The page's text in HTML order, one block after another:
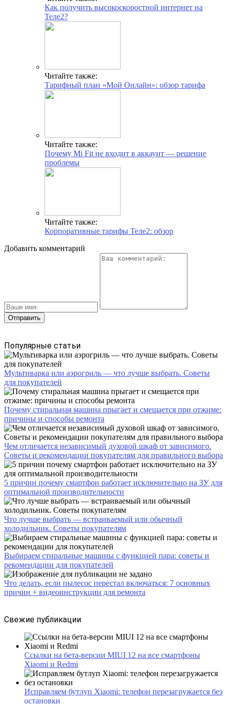
Как получить высокоскоростной интернет на
Теле2?
Читайте также:
Тарифный план «Мой Онлайн»: обзор тарифа
Читайте также:
Почему Mi Fit не входит в аккаунт — решение
проблемы
Читайте также:
Корпоративные тарифы Теле2: обзор
Добавить комментарий
Популярные статьи
Мультиварка или аэрогриль — что лучше выбрать. Советы
для покупателей
Почему стиральная машина прыгает и смещается при отжиме:
причины и способы ремонта
Чем отличается независимый духовой шкаф от зависимого.
Советы и рекомендации покупателям для правильного выбора
5 причин почему смартфон работает исключительно на ЗУ для
оптимальной производительности
Что лучше выбрать — встраиваемый или обычный
холодильник. Советы покупателям
Выбираем стиральные машины с функцией пара: советы и
рекомендации для покупателей
Что делать, если пылесос перестал включаться: 7 основных
причин + видеоинструкции для ремонта
Свежие публикации
Ссылки на бета-версии MIUI 12 на все смартфоны
Xiaomi и Redmi
Исправляем бутлуп Xiaomi: телефон перезагружается без
остановки